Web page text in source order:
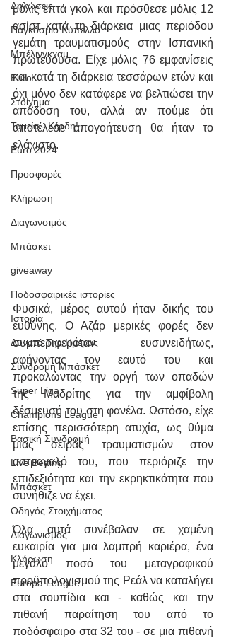
Δηλώσεις
Παγκόσμιο Κύπελλο
Μπέλινγκχαμ
Euro
Στοίχημα
Ταμεία - Κέρδη!
Euro 2024
Προσφορές
Κλήρωση
Διαγωνσιμός
Μπάσκετ
giveaway
Ποδοσφαιρικές ιστορίες
Ιστορία
Δυνατό Της Ημέρας
Συνδρομή Μπάσκετ
Super Liga
Champions League
Βασική Συνδρομή
Live Betting
Μπάσκετ
Οδηγός Στοιχήματος
Διαγωνισμός
Κλήρωση
Europa League
μόλις επτά γκολ και πρόσθεσε μόλις 12
ασίστ κατά τη διάρκεια μιας περιόδου
γεμάτη τραυματισμούς στην Ισπανική
πρωτεύουσα. Είχε μόλις 76 εμφανίσεις
και κατά τη διάρκεια τεσσάρων ετών και
όχι μόνο δεν κατάφερε να βελτιώσει την
απόδοση του, αλλά αν πούμε ότι
αποτέλεσε απογοήτευση θα ήταν το
ελάχιστο.
Φυσικά, μέρος αυτού ήταν δικής του
ευθύνης. Ο Αζάρ μερικές φορές δεν
συμπεριφερόταν ευσυνειδήτως,
αφήνοντας τον εαυτό του και
προκαλώντας την οργή των οπαδών
της Μαδρίτης για την αμφίβολη
δέσμευσή του στη φανέλα. Ωστόσο, είχε
επίσης περισσότερη ατυχία, ως θύμα
μιας σειράς τραυματισμών στον
αστραγαλό του, που περιόριζε την
επιδεξιότητα και την εκρηκτικότητα που
συνήθιζε να έχει.
Όλα αυτά συνέβαλαν σε χαμένη
ευκαιρία για μια λαμπρή καριέρα, ένα
μεγάλο ποσό του μεταγραφικού
προϋπολογισμού της Ρεάλ να καταλήγει
στα σουπίδια και - καθώς και την
πιθανή παραίτηση του από το
ποδόσφαιρο στα 32 του - σε μια πιθανή